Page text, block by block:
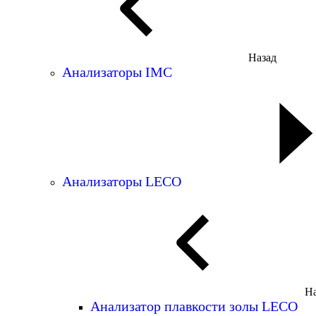
Назад
Анализаторы IMC
Анализаторы LECO
Анализатор плавкости золы LECO